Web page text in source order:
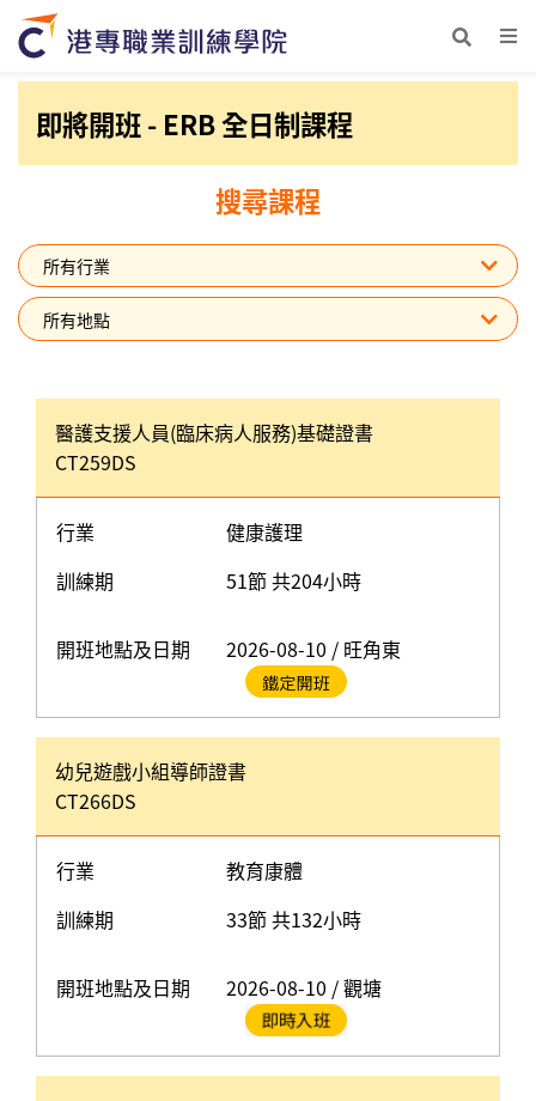
即將開班 - ERB 全日制課程
搜尋課程
醫護支援人員(臨床病人服務)基礎證書
CT259DS
行業
健康護理
訓練期
51節 共204小時
開班地點及日期 2026-08-10 / 旺角東
幼兒遊戲小組導師證書
CT266DS
行業
教育康體
訓練期
33節 共132小時
開班地點及日期 2026-08-10 / 觀塘